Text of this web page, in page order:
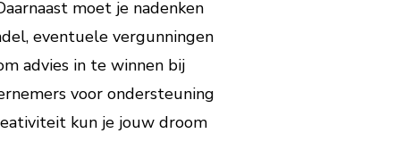
moet je nadenken
eventuele vergunningen
advies in te winnen bij
voor ondersteuning
kun je jouw droom